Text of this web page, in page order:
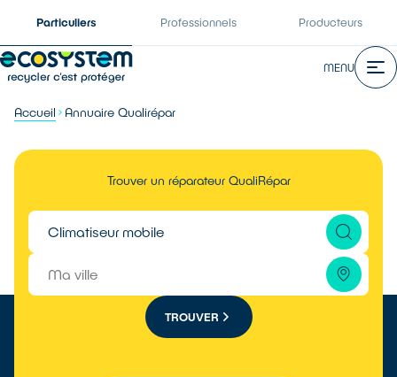
Particuliers Professionnels Producteurs
MENU
Accueil Annuaire Qualirépar
Trouver un réparateur QualiRépar
TROUVER